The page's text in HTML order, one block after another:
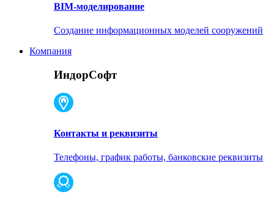
BIM-моделирование
Создание информационных моделей сооружений
Компания
ИндорСофт
Контакты и реквизиты
Телефоны, график работы, банковские реквизиты